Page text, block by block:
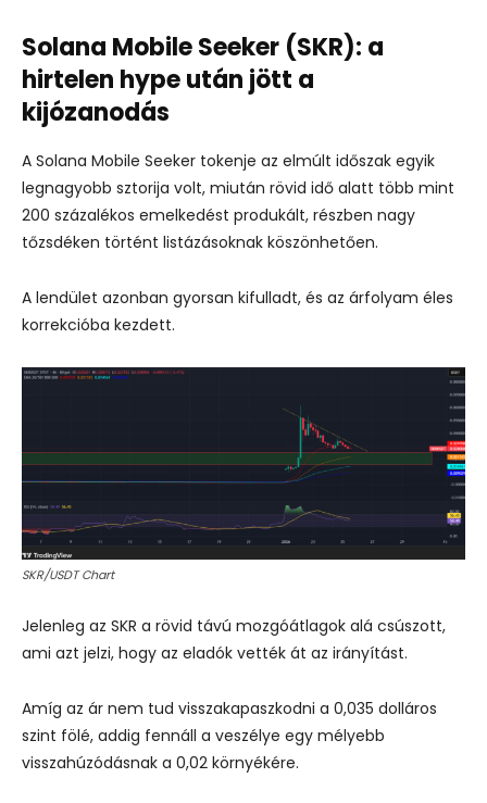
Solana Mobile Seeker (SKR): a
hirtelen hype után jött a
kijózanodás
A Solana Mobile Seeker tokenje az elmúlt időszak egyik
legnagyobb sztorija volt, miután rövid idő alatt több mint
200 százalékos emelkedést produkált, részben nagy
tőzsdéken történt listázásoknak köszönhetően.
A lendület azonban gyorsan kifulladt, és az árfolyam éles
korrekcióba kezdett.
SKR/USDT Chart
Jelenleg az SKR a rövid távú mozgóátlagok alá csúszott,
ami azt jelzi, hogy az eladók vették át az irányítást.
Amíg az ár nem tud visszakapaszkodni a 0,035 dolláros
szint fölé, addig fennáll a veszélye egy mélyebb
visszahúzódásnak a 0,02 környékére.